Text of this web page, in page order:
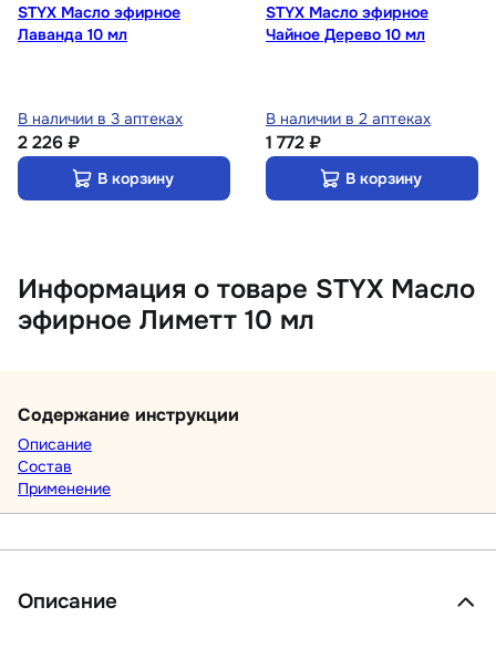
STYX Масло эфирное
Лаванда 10 мл
В наличии в 3 аптеках
2 226 ₽
В корзину
STYX Масло эфирное
Чайное Дерево 10 мл
В наличии в 2 аптеках
1 772 ₽
В корзину
Информация о товаре STYX Масло
эфирное Лиметт 10 мл
Содержание инструкции
Описание
Состав
Применение
Описание